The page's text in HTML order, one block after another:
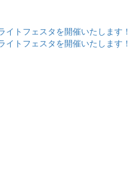
イトフェスタを開催いたします！
イトフェスタを開催いたします！